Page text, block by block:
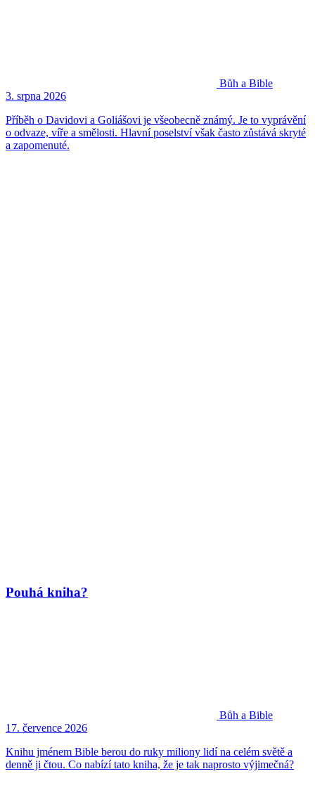
Bůh a Bible
3. srpna 2026
Příběh o Davidovi a Goliášovi je všeobecně známý. Je to vyprávění
o odvaze, víře a smělosti. Hlavní poselství však často zůstává skryté
a zapomenuté.
Pouhá kniha?
Bůh a Bible
17. července 2026
Knihu jménem Bible berou do ruky miliony lidí na celém světě a
denně ji čtou. Co nabízí tato kniha, že je tak naprosto výjimečná?